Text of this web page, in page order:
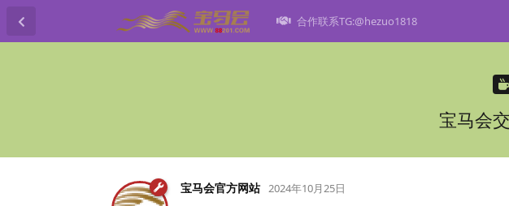
合作联系TG:@hezuo1818
宝马会
宝马会官方网站 2024年10月25日